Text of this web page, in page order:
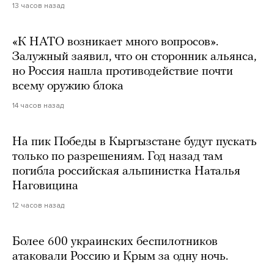
13 часов назад
«К НАТО возникает много вопросов».
Залужный заявил, что он сторонник альянса,
но Россия нашла противодействие почти
всему оружию блока
14 часов назад
На пик Победы в Кыргызстане будут пускать
только по разрешениям. Год назад там
погибла российская альпинистка Наталья
Наговицина
12 часов назад
Более 600 украинских беспилотников
атаковали Россию и Крым за одну ночь.